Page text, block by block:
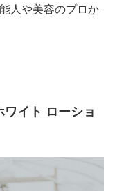
人や美容のプロか
イト ローショ